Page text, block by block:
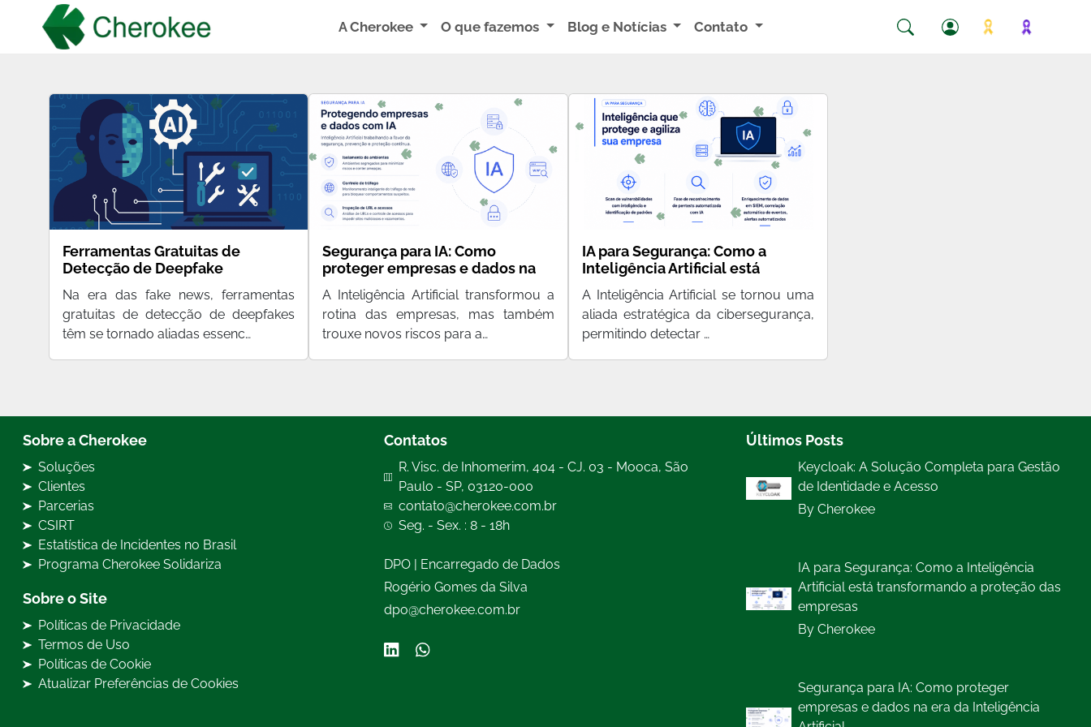
A Cherokee O que fazemos Blog e Notícias Contato
Ferramentas Gratuitas de
Detecção de Deepfake
Na era das fake news, ferramentas
gratuitas de detecção de deepfakes
têm se tornado aliadas essenc…
Segurança para IA: Como
proteger empresas e dados na
era da Inteligência Artificial
A Inteligência Artificial transformou a
rotina das empresas, mas também
trouxe novos riscos para a…
IA para Segurança: Como a
Inteligência Artificial está
transformando a proteção das
empresas
A Inteligência Artificial se tornou uma
aliada estratégica da cibersegurança,
permitindo detectar …
Sobre a Cherokee
Soluções
Clientes
Parcerias
CSIRT
Estatística de Incidentes no Brasil
Programa Cherokee Solidariza
Sobre o Site
Políticas de Privacidade
Termos de Uso
Políticas de Cookie
Atualizar Preferências de Cookies
Contatos
R. Visc. de Inhomerim, 404 - CJ. 03 - Mooca, São
Paulo - SP, 03120-000
contato@cherokee.com.br
Seg. - Sex. : 8 - 18h
DPO | Encarregado de Dados
Rogério Gomes da Silva
dpo@cherokee.com.br
Últimos Posts
Keycloak: A Solução Completa para Gestão
de Identidade e Acesso
By Cherokee
IA para Segurança: Como a Inteligência
Artificial está transformando a proteção das
empresas
By Cherokee
Segurança para IA: Como proteger
empresas e dados na era da Inteligência